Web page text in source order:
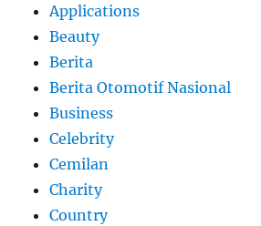
Applications
Beauty
Berita
Berita Otomotif Nasional
Business
Celebrity
Cemilan
Charity
Country